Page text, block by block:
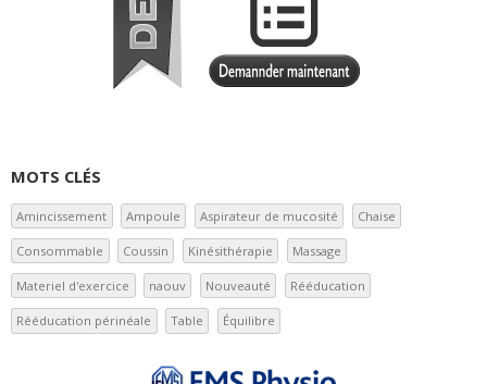
MOTS CLÉS
Amincissement Ampoule Aspirateur de mucosité Chaise
Consommable Coussin Kinésithérapie Massage
Materiel d'exercice naouv Nouveauté Rééducation
Rééducation périnéale Table Équilibre